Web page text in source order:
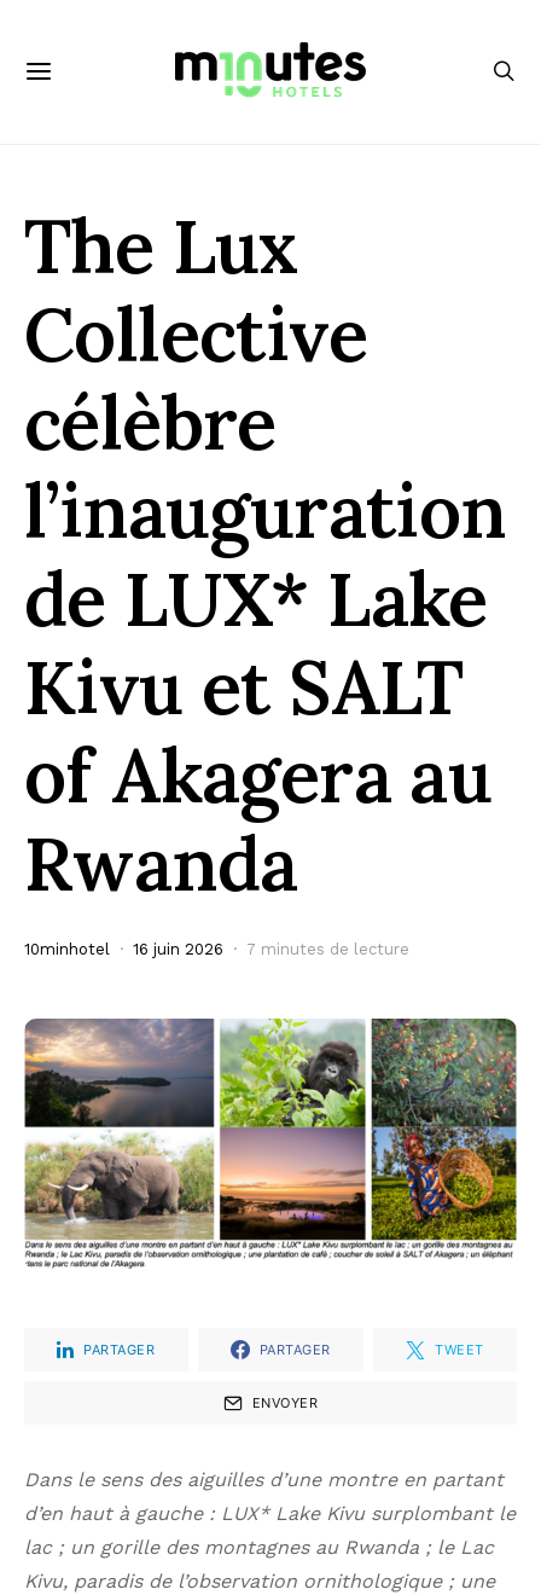
The Lux
Collective
célèbre
l’inauguration
de LUX* Lake
Kivu et SALT
of Akagera au
Rwanda
10minhotel 16 juin 2026 7 minutes de lecture
PARTAGER PARTAGER TWEET
ENVOYER
Dans le sens des aiguilles d’une montre en partant
d’en haut à gauche : LUX* Lake Kivu surplombant le
lac ; un gorille des montagnes au Rwanda ; le Lac
Kivu, paradis de l’observation ornithologique ; une